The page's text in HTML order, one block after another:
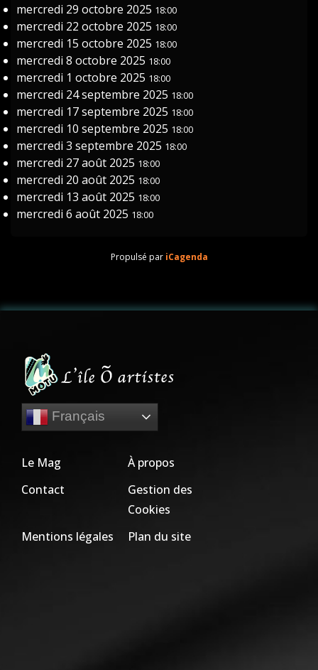
mercredi 29 octobre 2025 18:00
mercredi 22 octobre 2025 18:00
mercredi 15 octobre 2025 18:00
mercredi 8 octobre 2025 18:00
mercredi 1 octobre 2025 18:00
mercredi 24 septembre 2025 18:00
mercredi 17 septembre 2025 18:00
mercredi 10 septembre 2025 18:00
mercredi 3 septembre 2025 18:00
mercredi 27 août 2025 18:00
mercredi 20 août 2025 18:00
mercredi 13 août 2025 18:00
mercredi 6 août 2025 18:00
Propulsé par iCagenda
Français
Le Mag
À propos
Contact
Gestion des
Cookies
Mentions légales
Plan du site